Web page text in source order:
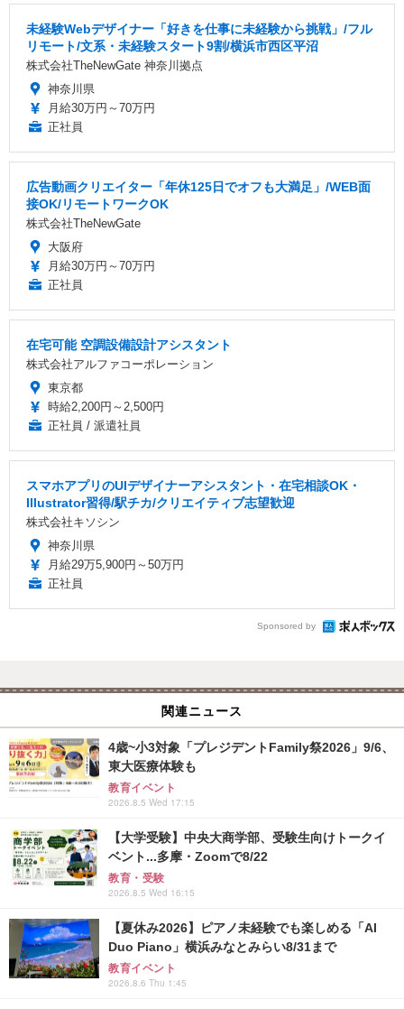
未経験Webデザイナー「好きを仕事に未経験から挑戦」/フル
リモート/文系・未経験スタート9割/横浜市西区平沼
株式会社TheNewGate 神奈川拠点
神奈川県
月給30万円～70万円
正社員
広告動画クリエイター「年休125日でオフも大満足」/WEB面
接OK/リモートワークOK
株式会社TheNewGate
大阪府
月給30万円～70万円
正社員
在宅可能 空調設備設計アシスタント
株式会社アルファコーポレーション
東京都
時給2,200円～2,500円
正社員 / 派遣社員
スマホアプリのUIデザイナーアシスタント・在宅相談OK・
Illustrator習得/駅チカ/クリエイティブ志望歓迎
株式会社キソシン
神奈川県
月給29万5,900円～50万円
正社員
Sponsored by
関連ニュース
4歳~小3対象「プレジデントFamily祭2026」9/6、
東大医療体験も
教育イベント
2026.8.5 Wed 17:15
【大学受験】中央大商学部、受験生向けトークイ
ベント...多摩・Zoomで8/22
教育・受験
2026.8.5 Wed 16:15
【夏休み2026】ピアノ未経験でも楽しめる「AI
Duo Piano」横浜みなとみらい8/31まで
教育イベント
2026.8.6 Thu 1:45